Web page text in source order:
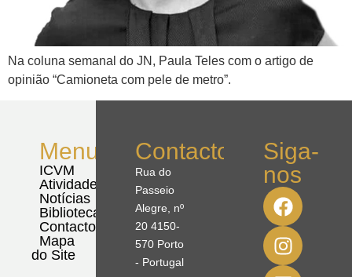
Na coluna semanal do JN, Paula Teles com o artigo de
opinião “Camioneta com pele de metro”.
Menu
ICVM
Atividades
Notícias
Biblioteca
Contactos
Mapa
do Site
Contactos
Rua do
Passeio
Alegre, nº
20 4150-
570 Porto
- Portugal
Siga-
nos